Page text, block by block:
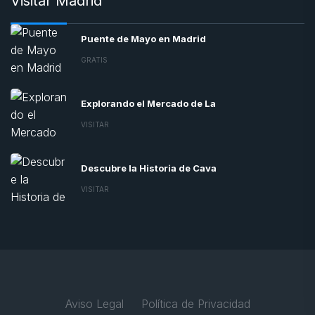
Puente de Mayo en Madrid
GRATIS
Explorando el Mercado de La
VISITAR
Descubre la Historia de Cava
VISITAR
Aviso Legal
Política de Privacidad